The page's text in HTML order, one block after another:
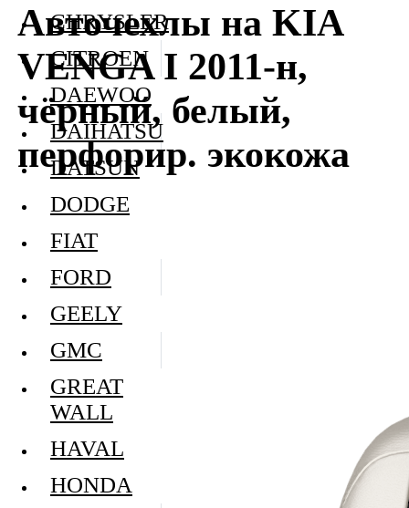
Авточехлы на KIA
VENGA I 2011-н,
чёрный, белый,
перфорир. экокожа
CHRYSLER
CITROEN
DAEWOO
DAIHATSU
DATSUN
DODGE
FIAT
FORD
GEELY
GMC
GREAT
WALL
HAVAL
HONDA